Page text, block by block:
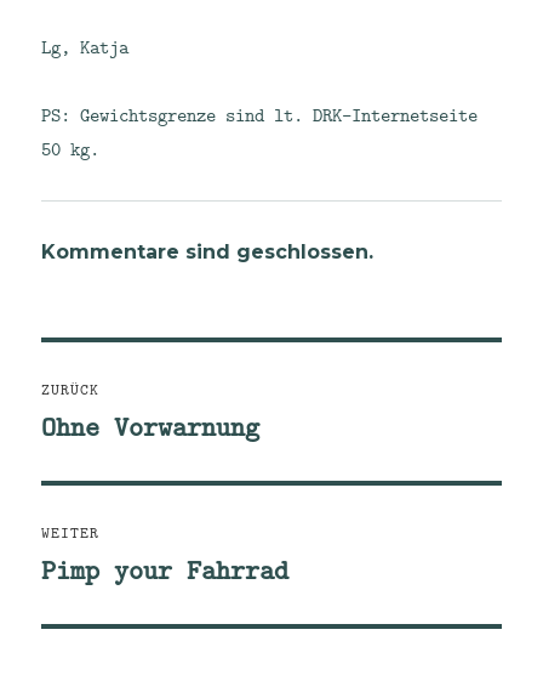
Lg, Katja
PS: Gewichtsgrenze sind lt. DRK-Internetseite
50 kg.
Kommentare sind geschlossen.
ZURÜCK
Vorheriger
Ohne Vorwarnung
WEITER
Nächster
Pimp your Fahrrad